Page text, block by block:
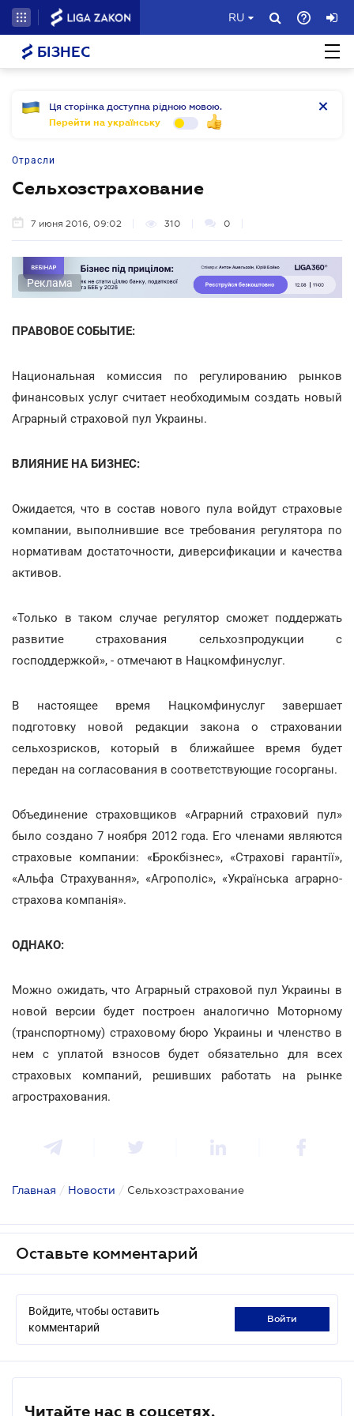
RU
БІЗНЕС
Ця сторінка доступна рідною мовою.
Перейти на українську
Отрасли
Сельхозстрахование
7 июня 2016, 09:02 310 0
Реклама
ПРАВОВОЕ СОБЫТИЕ:
Национальная комиссия по регулированию рынков
финансовых услуг считает необходимым создать новый
Аграрный страховой пул Украины.
ВЛИЯНИЕ НА БИЗНЕС:
Ожидается, что в состав нового пула войдут страховые
компании, выполнившие все требования регулятора по
нормативам достаточности, диверсификации и качества
активов.
«Только в таком случае регулятор сможет поддержать
развитие страхования сельхозпродукции с
господдержкой», - отмечают в Нацкомфинуслуг.
В настоящее время Нацкомфинуслуг завершает
подготовку новой редакции закона о страховании
сельхозрисков, который в ближайшее время будет
передан на согласования в соответствующие госорганы.
Объединение страховщиков «Аграрний страховий пул»
было создано 7 ноября 2012 года. Его членами являются
страховые компании: «Брокбізнес», «Страхові гарантії»,
«Альфа Страхування», «Агрополіс», «Українська аграрно-
страхова компанія».
ОДНАКО:
Можно ожидать, что Аграрный страховой пул Украины в
новой версии будет построен аналогично Моторному
(транспортному) страховому бюро Украины и членство в
нем с уплатой взносов будет обязательно для всех
страховых компаний, решивших работать на рынке
агрострахования.
Главная / Новости / Сельхозстрахование
Оставьте комментарий
Войдите, чтобы оставить
комментарий
войти
Читайте нас в соцсетях.